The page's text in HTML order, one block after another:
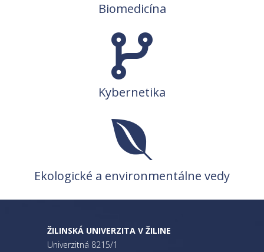
Biomedicína
Kybernetika
Ekologické a environmentálne vedy
ŽILINSKÁ UNIVERZITA V ŽILINE
Univerzitná 8215/1